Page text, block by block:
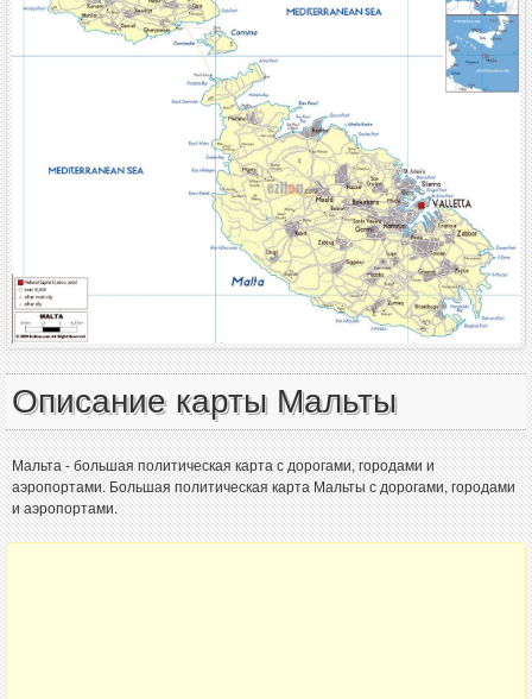
Описание карты Мальты
Мальта - большая политическая карта с дорогами, городами и
аэропортами. Большая политическая карта Мальты с дорогами, городами
и аэропортами.